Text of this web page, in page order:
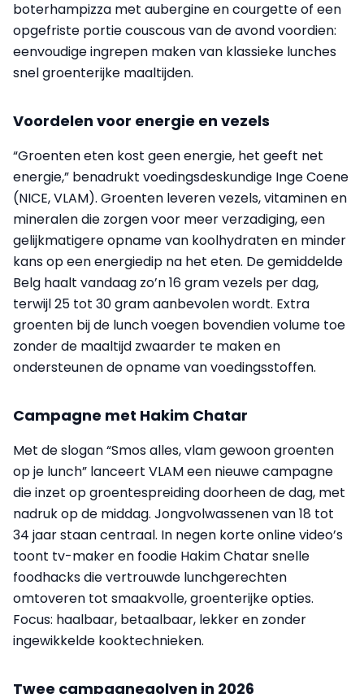
boterhampizza met aubergine en courgette of een
opgefriste portie couscous van de avond voordien:
eenvoudige ingrepen maken van klassieke lunches
snel groenterijke maaltijden.
Voordelen voor energie en vezels
“Groenten eten kost geen energie, het geeft net
energie,” benadrukt voedingsdeskundige Inge Coene
(NICE, VLAM). Groenten leveren vezels, vitaminen en
mineralen die zorgen voor meer verzadiging, een
gelijkmatigere opname van koolhydraten en minder
kans op een energiedip na het eten. De gemiddelde
Belg haalt vandaag zo’n 16 gram vezels per dag,
terwijl 25 tot 30 gram aanbevolen wordt. Extra
groenten bij de lunch voegen bovendien volume toe
zonder de maaltijd zwaarder te maken en
ondersteunen de opname van voedingsstoffen.
Campagne met Hakim Chatar
Met de slogan “Smos alles, vlam gewoon groenten
op je lunch” lanceert VLAM een nieuwe campagne
die inzet op groentespreiding doorheen de dag, met
nadruk op de middag. Jongvolwassenen van 18 tot
34 jaar staan centraal. In negen korte online video’s
toont tv-maker en foodie Hakim Chatar snelle
foodhacks die vertrouwde lunchgerechten
omtoveren tot smaakvolle, groenterijke opties.
Focus: haalbaar, betaalbaar, lekker en zonder
ingewikkelde kooktechnieken.
Twee campagnegolven in 2026